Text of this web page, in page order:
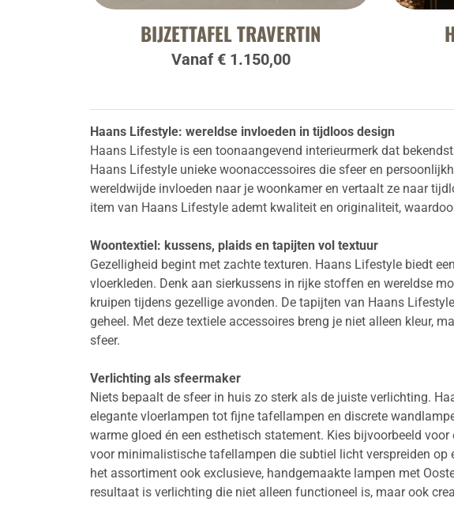
BIJZETTAFEL TRAVERTIN
Vanaf € 1.150,00
Haans Lifestyle: wereldse invloeden in tijdloos design
Haans Lifestyle is een toonaangevend interieurmerk dat
Haans Lifestyle unieke woonaccessoires die sfeer en
wereldwijde invloeden naar je woonkamer en vertaalt ze naar
item van Haans Lifestyle ademt kwaliteit en originaliteit,
Woontextiel: kussens, plaids en tapijten vol textuur
Gezelligheid begint met zachte texturen. Haans Lifestyle biedt
vloerkleden. Denk aan sierkussens in rijke stoffen en wereldse
kruipen tijdens gezellige avonden. De tapijten van Haans
geheel. Met deze textiele accessoires breng je niet alleen kleur,
sfeer.
Verlichting als sfeermaker
Niets bepaalt de sfeer in huis zo sterk als de juiste verlichting.
elegante vloerlampen tot fijne tafellampen en discrete
warme gloed én een esthetisch statement. Kies bijvoorbeeld
voor minimalistische tafellampen die subtiel licht verspreiden op
het assortiment ook exclusieve, handgemaakte lampen met
resultaat is verlichting die niet alleen functioneel is, maar ook